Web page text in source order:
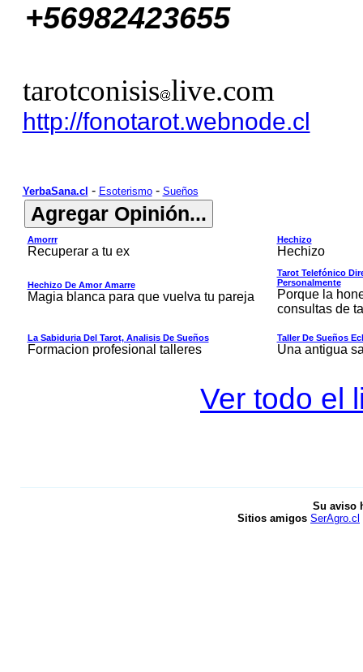
+56982423655
tarotconisis live.com
http://fonotarot.webnode.cl
YerbaSana.cl - Esoterismo- Sueños
Amorrr
Recuperar a tu ex
Hechizo
Hechizo
Hechizo De Amor Amarre
Magia blanca para que vuelva tu pareja
Tarot Telefónico
Personalmente
Porque la
consultas de
La Sabiduria Del Tarot, Analisis De Sueños
Formacion profesional talleres
Taller De Sueños
Una antigua
Ver todo el
Su aviso
Sitios amigos SerAgro.cl